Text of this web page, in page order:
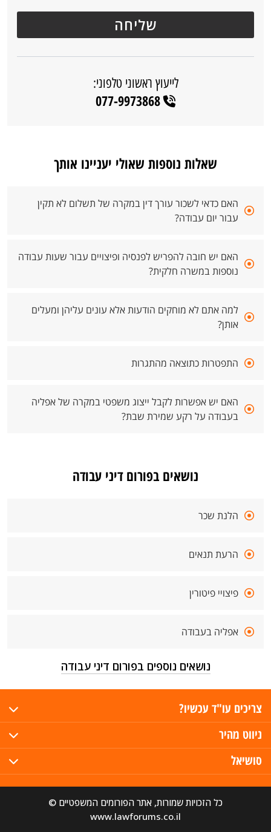
לייעוץ ראשוני טלפוני:
077-9973868
שאלות נוספות שאולי יעניינו אותך
האם כדאי לשכור עורך דין במקרה של תשלום לא תקין
עבור יום עבודה?
האם יש חובה להפריש לפנסיה ופיצויים עבור שעות עבודה
נוספות במשרה חלקית?
למה אתם לא מוחקים הודעות אלא עונים עליהן ומעלים
אותן?
התפטרות כתוצאה מהתגרות
האם יש אפשרות לקבל ייצוג משפטי במקרה של אפליה
בעבודה על רקע שמירת שבת?
נושאים בפורום דיני עבודה
הלנת שכר
הרעת תנאים
פיצויי פיטורין
אפליה בעבודה
נושאים נוספים בפורום דיני עבודה
צריכים עו"ד עכשיו?
ניווט מהיר
סושיאל
כל הזכויות שמורות, אתר הפורומים המשפטיים ©
www.lawforums.co.il